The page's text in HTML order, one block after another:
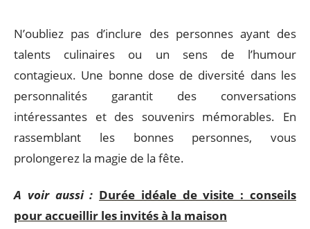
N’oubliez pas d’inclure des personnes ayant des
talents culinaires ou un sens de l’humour
contagieux. Une bonne dose de diversité dans les
personnalités garantit des conversations
intéressantes et des souvenirs mémorables. En
rassemblant les bonnes personnes, vous
prolongerez la magie de la fête.
A voir aussi : Durée idéale de visite : conseils
pour accueillir les invités à la maison